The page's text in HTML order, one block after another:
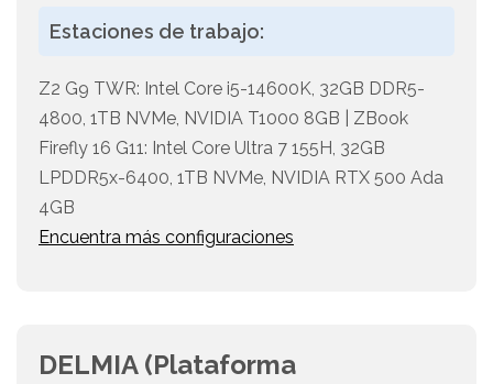
Estaciones de trabajo:
Z2 G9 TWR: Intel Core i5-14600K, 32GB DDR5-
4800, 1TB NVMe, NVIDIA T1000 8GB | ZBook
Firefly 16 G11: Intel Core Ultra 7 155H, 32GB
LPDDR5x-6400, 1TB NVMe, NVIDIA RTX 500 Ada
4GB
Encuentra más configuraciones
DELMIA (Plataforma